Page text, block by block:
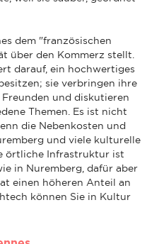
dem "französischen
über den Kommerz stellt.
darauf, ein hochwertiges
sie verbringen ihre
und diskutieren
Themen. Es ist nicht
die Nebenkosten und
und viele kulturelle
örtliche Infrastruktur ist
in Nuremberg, dafür aber
einen höheren Anteil an
können Sie in Kultur